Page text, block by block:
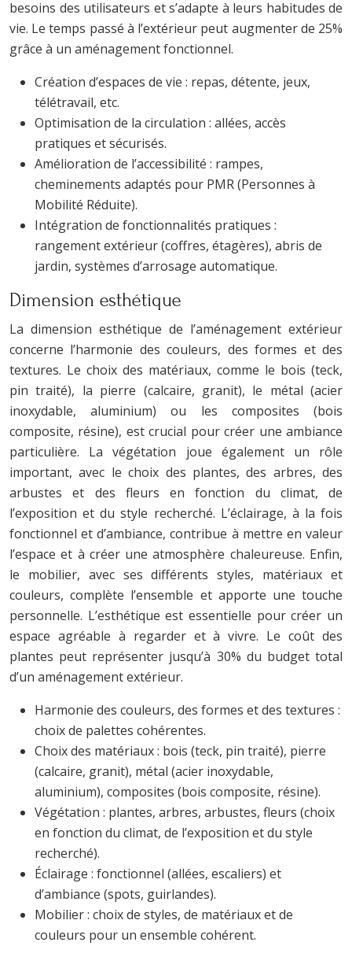
besoins des utilisateurs et s’adapte à leurs habitudes de
vie. Le temps passé à l’extérieur peut augmenter de 25%
grâce à un aménagement fonctionnel.
Création d’espaces de vie : repas, détente, jeux,
télétravail, etc.
Optimisation de la circulation : allées, accès
pratiques et sécurisés.
Amélioration de l’accessibilité : rampes,
cheminements adaptés pour PMR (Personnes à
Mobilité Réduite).
Intégration de fonctionnalités pratiques :
rangement extérieur (coffres, étagères), abris de
jardin, systèmes d’arrosage automatique.
Dimension esthétique
La dimension esthétique de l’aménagement extérieur
concerne l’harmonie des couleurs, des formes et des
textures. Le choix des matériaux, comme le bois (teck,
pin traité), la pierre (calcaire, granit), le métal (acier
inoxydable, aluminium) ou les composites (bois
composite, résine), est crucial pour créer une ambiance
particulière. La végétation joue également un rôle
important, avec le choix des plantes, des arbres, des
arbustes et des fleurs en fonction du climat, de
l’exposition et du style recherché. L’éclairage, à la fois
fonctionnel et d’ambiance, contribue à mettre en valeur
l’espace et à créer une atmosphère chaleureuse. Enfin,
le mobilier, avec ses différents styles, matériaux et
couleurs, complète l’ensemble et apporte une touche
personnelle. L’esthétique est essentielle pour créer un
espace agréable à regarder et à vivre. Le coût des
plantes peut représenter jusqu’à 30% du budget total
d’un aménagement extérieur.
Harmonie des couleurs, des formes et des textures :
choix de palettes cohérentes.
Choix des matériaux : bois (teck, pin traité), pierre
(calcaire, granit), métal (acier inoxydable,
aluminium), composites (bois composite, résine).
Végétation : plantes, arbres, arbustes, fleurs (choix
en fonction du climat, de l’exposition et du style
recherché).
Éclairage : fonctionnel (allées, escaliers) et
d’ambiance (spots, guirlandes).
Mobilier : choix de styles, de matériaux et de
couleurs pour un ensemble cohérent.